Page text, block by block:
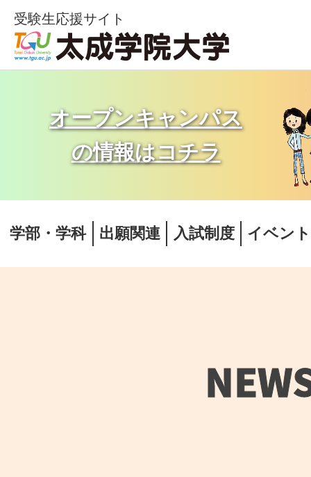
受験生応援サイト
オープンキャンパス
の情報はコチラ
学部・学科 出願関連 入試制度 イベン